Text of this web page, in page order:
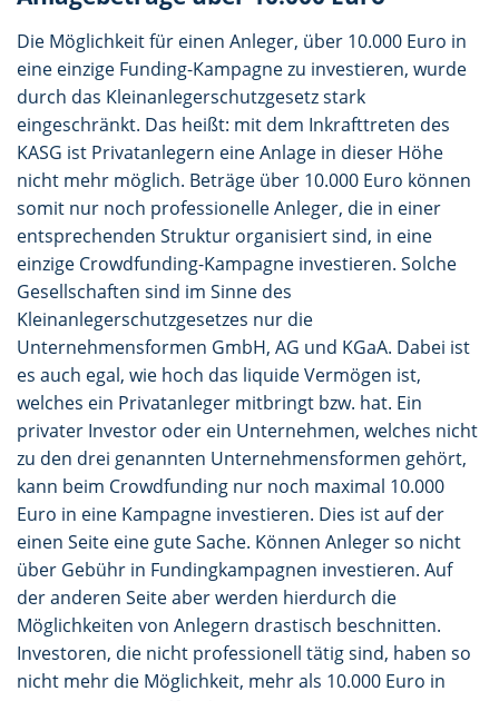
Die Möglichkeit für einen Anleger, über 10.000 Euro in
eine einzige Funding-Kampagne zu investieren, wurde
durch das Kleinanlegerschutzgesetz stark
eingeschränkt. Das heißt: mit dem Inkrafttreten des
KASG ist Privatanlegern eine Anlage in dieser Höhe
nicht mehr möglich. Beträge über 10.000 Euro können
somit nur noch professionelle Anleger, die in einer
entsprechenden Struktur organisiert sind, in eine
einzige Crowdfunding-Kampagne investieren. Solche
Gesellschaften sind im Sinne des
Kleinanlegerschutzgesetzes nur die
Unternehmensformen GmbH, AG und KGaA. Dabei ist
es auch egal, wie hoch das liquide Vermögen ist,
welches ein Privatanleger mitbringt bzw. hat. Ein
privater Investor oder ein Unternehmen, welches nicht
zu den drei genannten Unternehmensformen gehört,
kann beim Crowdfunding nur noch maximal 10.000
Euro in eine Kampagne investieren. Dies ist auf der
einen Seite eine gute Sache. Können Anleger so nicht
über Gebühr in Fundingkampagnen investieren. Auf
der anderen Seite aber werden hierdurch die
Möglichkeiten von Anlegern drastisch beschnitten.
Investoren, die nicht professionell tätig sind, haben so
nicht mehr die Möglichkeit, mehr als 10.000 Euro in